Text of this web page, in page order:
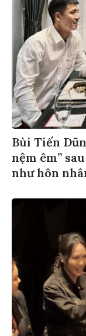
Bùi Tiến
nệm êm”
như hôn